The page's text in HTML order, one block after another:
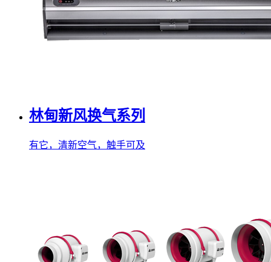
林甸新风换气系列
有它，清新空气，触手可及